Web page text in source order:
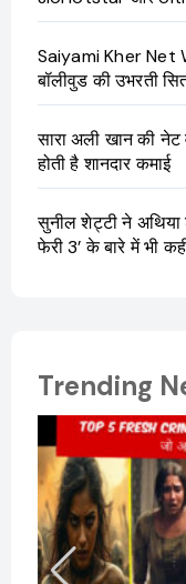
Saiyami Kher Net
बॉलीवुड की उभरती
सारा अली खान की
होती है शानदार कमाई
सुनील शेट्टी ने अथिया
फेरी 3’ के बारे में भी
Trending